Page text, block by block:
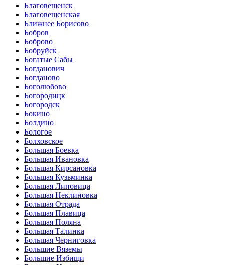
Благовещенск
Благовещенская
Ближнее Борисово
Бобров
Боброво
Бобруйск
Богатые Сабы
Богданович
Богданово
Боголюбово
Богородицк
Богородск
Бокино
Болдино
Бологое
Болховское
Большая Боевка
Большая Ивановка
Большая Кирсановка
Большая Кузьминка
Большая Липовица
Большая Неклиновка
Большая Отрада
Большая Плавица
Большая Поляна
Большая Талинка
Большая Черниговка
Большие Вяземы
Большие Избищи